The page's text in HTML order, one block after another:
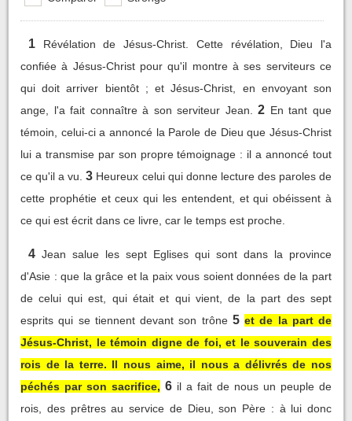
1
Révélation de Jésus-Christ. Cette révélation, Dieu l'a
confiée à Jésus-Christ pour qu'il montre à ses serviteurs ce
qui doit arriver bientôt ; et Jésus-Christ, en envoyant son
ange, l'a fait connaître à son serviteur Jean.
2 En tant que
témoin, celui-ci a annoncé la Parole de Dieu que Jésus-Christ
lui a transmise par son propre témoignage : il a annoncé tout
ce qu'il a vu. 3 Heureux celui qui donne lecture des paroles de
cette prophétie et ceux qui les entendent, et qui obéissent à
ce qui est écrit dans ce livre, car le temps est proche.
4 Jean salue les sept Eglises qui sont dans la province
d'Asie : que la grâce et la paix vous soient données de la part
de celui qui est, qui était et qui vient, de la part des sept
esprits qui se tiennent devant son trône 5 et de la part de
Jésus-Christ, le témoin digne de foi, et le souverain des
rois de la terre. Il nous aime, il nous a délivrés de nos
péchés par son sacrifice, 6 il a fait de nous un peuple de
rois, des prêtres au service de Dieu, son Père : à lui donc